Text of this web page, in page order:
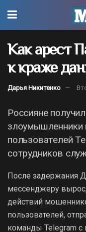
Как арест
к краже
Дарья Никитенко
Россияне
злоумышленники
пользователей
сотрудников
После задержания
мессенджеру
действий
пользователей,
команды Telegram с